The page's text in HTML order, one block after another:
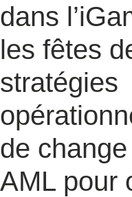
dans
les fêtes
stratégies
de
AML pour